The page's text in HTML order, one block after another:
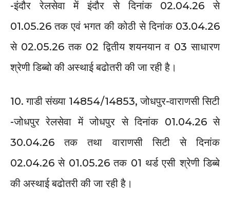
-इंदौर रेलसेवा में इंदौर से दिनांक 02.04.26 से
01.05.26 तक एवं भगत की कोठी से दिनांक 03.04.26
से 02.05.26 तक 02 द्वितीय शयनयान व 03 साधारण
श्रेणी डिब्बो की अस्थाई बढोतरी की जा रही है।
10. गाडी संख्या 14854/14853, जोधपुर-वाराणसी सिटी
-जोधपुर रेलसेवा में जोधपुर से दिनांक 01.04.26 से
30.04.26 तक तथा वाराणसी सिटी से दिनांक
02.04.26 से 01.05.26 तक 01 थर्ड एसी श्रेणी डिब्बे
की अस्थाई बढोतरी की जा रही है।